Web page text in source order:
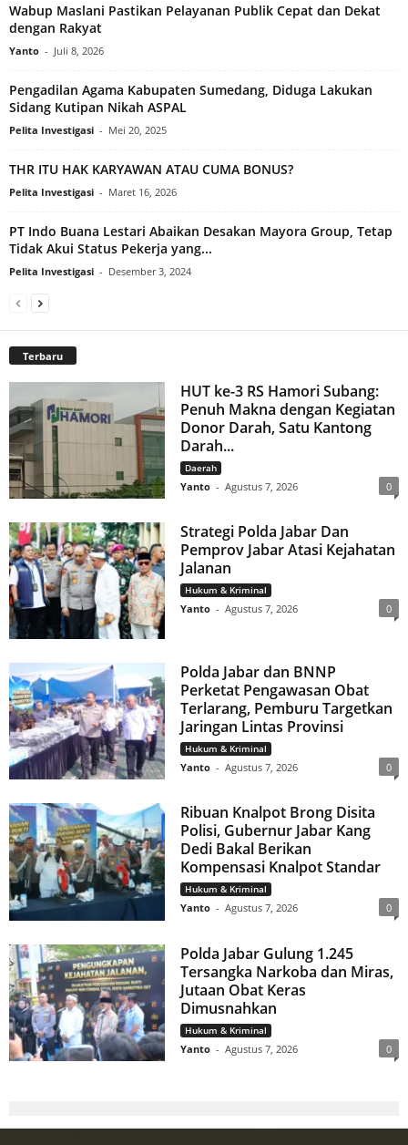
Wabup Maslani Pastikan Pelayanan Publik Cepat dan Dekat
dengan Rakyat
Yanto - Juli 8, 2026
Pengadilan Agama Kabupaten Sumedang, Diduga Lakukan
Sidang Kutipan Nikah ASPAL
Pelita Investigasi - Mei 20, 2025
THR ITU HAK KARYAWAN ATAU CUMA BONUS?
Pelita Investigasi - Maret 16, 2026
PT Indo Buana Lestari Abaikan Desakan Mayora Group, Tetap
Tidak Akui Status Pekerja yang...
Pelita Investigasi - Desember 3, 2024
Terbaru
HUT ke-3 RS Hamori Subang:
Penuh Makna dengan Kegiatan
Donor Darah, Satu Kantong
Darah...
Daerah
Yanto - Agustus 7, 2026 0
Strategi Polda Jabar Dan
Pemprov Jabar Atasi Kejahatan
Jalanan
Hukum & Kriminal
Yanto - Agustus 7, 2026 0
Polda Jabar dan BNNP
Perketat Pengawasan Obat
Terlarang, Pemburu Targetkan
Jaringan Lintas Provinsi
Hukum & Kriminal
Yanto - Agustus 7, 2026 0
Ribuan Knalpot Brong Disita
Polisi, Gubernur Jabar Kang
Dedi Bakal Berikan
Kompensasi Knalpot Standar
Hukum & Kriminal
Yanto - Agustus 7, 2026 0
Polda Jabar Gulung 1.245
Tersangka Narkoba dan Miras,
Jutaan Obat Keras
Dimusnahkan
Hukum & Kriminal
Yanto - Agustus 7, 2026 0